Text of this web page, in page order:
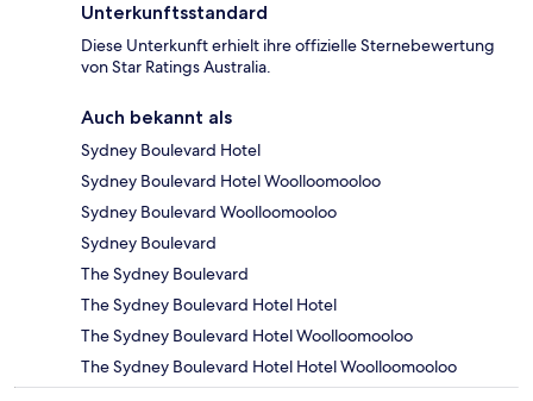
Unterkunftsstandard
Diese Unterkunft erhielt ihre offizielle Sternebewertung
von Star Ratings Australia.
Auch bekannt als
Sydney Boulevard Hotel
Sydney Boulevard Hotel Woolloomooloo
Sydney Boulevard Woolloomooloo
Sydney Boulevard
The Sydney Boulevard
The Sydney Boulevard Hotel Hotel
The Sydney Boulevard Hotel Woolloomooloo
The Sydney Boulevard Hotel Hotel Woolloomooloo